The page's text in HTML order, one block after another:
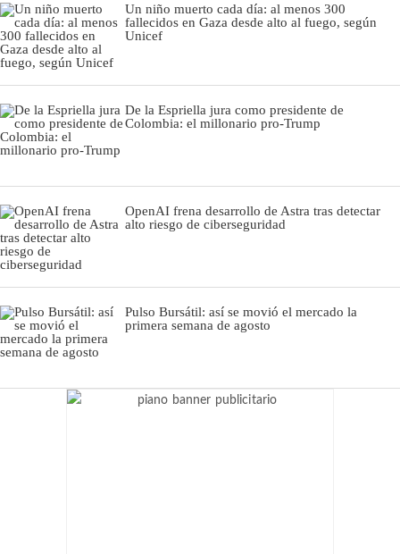
Un niño muerto cada día: al menos 300
fallecidos en Gaza desde alto al fuego, según
Unicef
De la Espriella jura como presidente de
Colombia: el millonario pro-Trump
OpenAI frena desarrollo de Astra tras detectar
alto riesgo de ciberseguridad
Pulso Bursátil: así se movió el mercado la
primera semana de agosto